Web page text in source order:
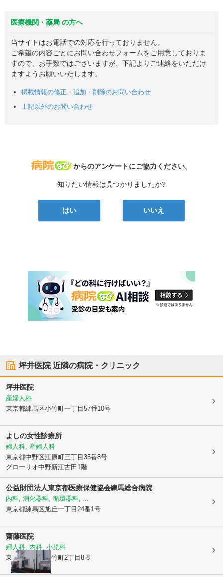
医療機関・薬局 の方へ
当サイトはお電話での対応を行っておりません。
ご希望の内容ごとにお問い合わせフォームをご用意しておりま
すので、お手数ではございますが、下記よりご連絡をいただけ
ますようお願いいたします。
掲載情報の修正・追加・削除のお問い合わせ
上記以外のお問い合わせ
病院なび
からのアンケートにご協力ください。
知りたい情報は見つかりましたか?
はい いいえ
坪井医院近隣の病院・クリニック
坪井医院
産婦人科
東京都練馬区小竹町一丁目57番10号
よしの女性診療所
婦人科, 産婦人科
東京都中野区江原町三丁目35番8号
グローリオ中野新江古田1階
公益財団法人東京都医療保健協会練馬総合病院
内科, 消化器科, 循環器科, ...
東京都練馬区旭丘一丁目24番1号
齋藤医院
婦人科, 内科, 小児科
東京都練馬区 小竹町2丁目8-8